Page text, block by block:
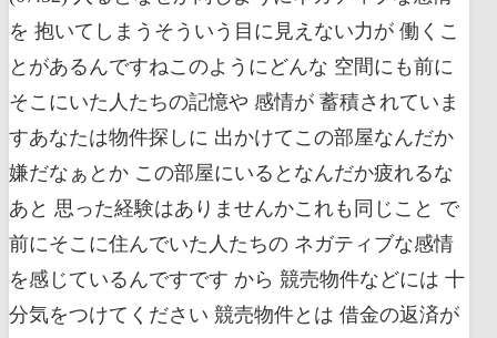
を 抱いてしまうそういう目に見えない力が 働くこ
とがあるんですねこのようにどんな 空間にも前に
そこにいた人たちの記憶や 感情が 蓄積されていま
すあなたは物件探しに 出かけてこの部屋なんだか
嫌だなぁとか この部屋にいるとなんだか疲れるな
あと 思った経験はありませんかこれも同じこと で
前にそこに住んでいた人たちの ネガティブな感情
を感じているんですです から 競売物件などには 十
分気をつけてください 競売物件とは 借金の返済が